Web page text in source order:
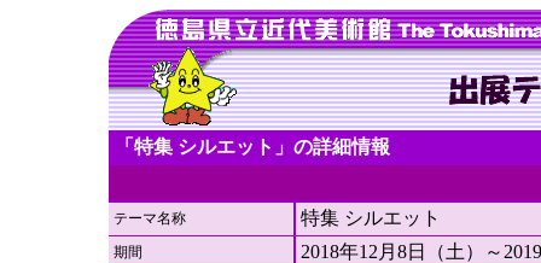
「特集 シルエット」の詳細情報
テーマ名称 特集 シルエット
期間 2018年12月8日（土）～